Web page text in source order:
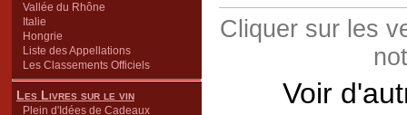
Vallée du Rhône
Italie
Hongrie
Liste des Appellations
Les Classements Officiels
Les Livres sur le vin
Plein d'Idées de Cadeaux
Cliquer sur les
Voir